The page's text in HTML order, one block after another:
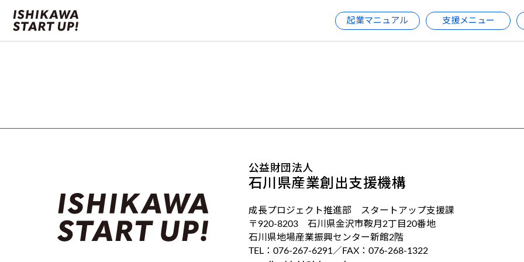
起業マニュアル 支援メニュー
公益財団法人
石川県産業創出支援機構
成長プロジェクト推進部 スタートアップ支援課
〒920-8203 石川県金沢市鞍月2丁目20番地
石川県地場産業振興センター新館2階
TEL：076-267-6291 ／FAX：076-268-1322